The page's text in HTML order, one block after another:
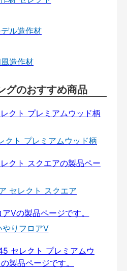
デル造作材
造作材
グのおすすめ商品
クト プレミアムウッド柄
セレクト スクエア
やりフロアⅤ